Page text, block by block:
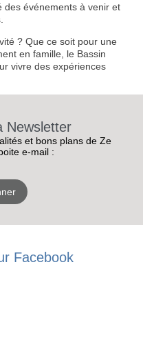
des événements à venir et
? Que ce soit pour une
en famille, le Bassin
vivre des expériences
Newsletter
et bons plans de Ze
e-mail :
Facebook